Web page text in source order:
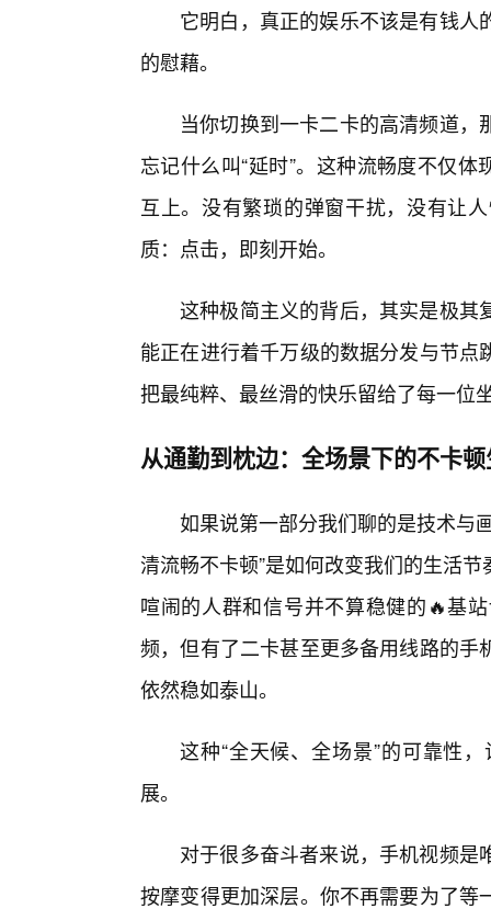
它明白，真正的娱乐不该是有钱
的慰藉。
当你切换到一卡二卡的高清频道
忘记什么叫“延时”。这种流畅度不仅
互上。没有繁琐的弹窗干扰，没有让
质：点击，即刻开始。
这种极简主义的背后，其实是极其
能正在进行着千万级的数据分发与节
把最纯粹、最丝滑的快乐留给了每一位
从通勤到枕边：全场景下的不卡
如果说第一部分我们聊的是技术与
清流畅不卡顿”是如何改变我们的生活
喧闹的人群和信号并不算稳健的🔥基
频，但有了二卡甚至更多备用线路的
依然稳如泰山。
这种“全天候、全场景”的可靠性
展。
对于很多奋斗者来说，手机视频
按摩变得更加深层。你不再需要为了